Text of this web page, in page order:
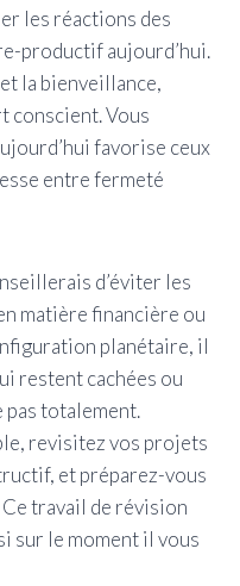
les réactions des
productif aujourd’hui.
la bienveillance,
conscient. Vous
favorise ceux
entre fermeté
d’éviter les
matière financière ou
planétaire, il
restent cachées ou
pas totalement.
revisitez vos projets
et préparez-vous
travail de révision
sur le moment il vous